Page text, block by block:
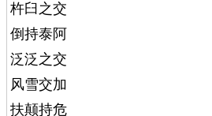
杵臼之交
倒持泰阿
泛泛之交
风雪交加
扶颠持危